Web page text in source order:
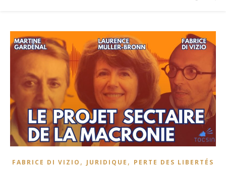
FABRICE DI VIZIO , JURIDIQUE , PERTE DES LIBERTÉS